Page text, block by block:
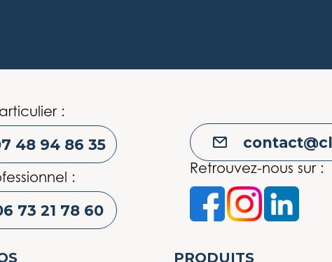
:
48 94 86 35
:
73 21 78 60
Retrouvez-nous sur :
PRODUITS